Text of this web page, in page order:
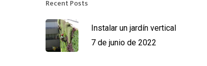
Recent Posts
Instalar un jardín vertical
7 de junio de 2022